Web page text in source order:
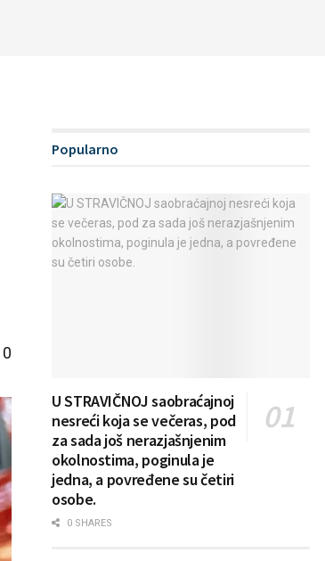
0
Popularno
U STRAVIČNOJ saobraćajnoj
nesreći koja se večeras, pod
za sada još nerazjašnjenim
okolnostima, poginula je
jedna, a povređene su četiri
osobe.
0 SHARES